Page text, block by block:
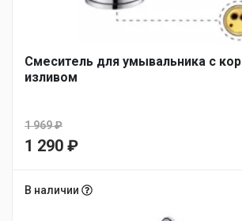
Смеситель для умывальника с
изливом
1 969₽
Первоначальная
составляла
1 290 ₽
цена:
В наличии